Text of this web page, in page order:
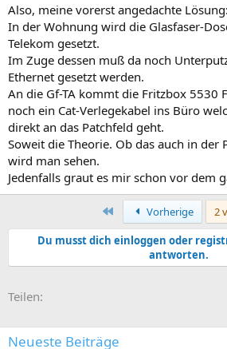
m
Also, meine vorerst angedachte Lösung:
In der Wohnung wird die Glasfaser-
Telekom gesetzt.
Im Zuge dessen muß da noch
Ethernet gesetzt werden.
An die Gf-TA kommt die Fritzbox 5530
noch ein Cat-Verlegekabel ins Büro
direkt an das Patchfeld geht.
Soweit die Theorie. Ob das auch in der
wird man sehen.
Jedenfalls graut es mir schon vor dem
Erste Vorherige
2
Du musst dich einloggen oder
antworten.
Teilen:
Neueste Beiträge